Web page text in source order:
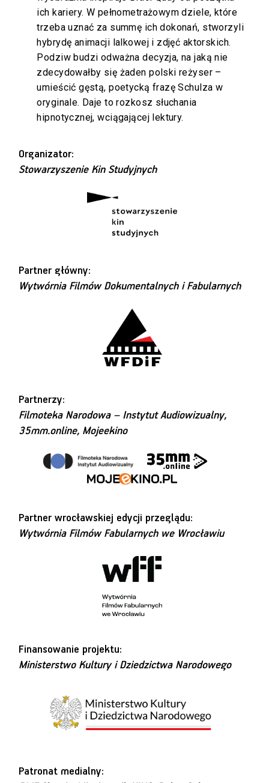
ich kariery. W pełnometrażowym dziele, które
trzeba uznać za summę ich dokonań, stworzyli
hybrydę animacji lalkowej i zdjęć aktorskich.
Podziw budzi odważna decyzja, na jaką nie
zdecydowałby się żaden polski reżyser –
umieścić gęstą, poetycką frazę Schulza w
oryginale. Daje to rozkosz słuchania
hipnotycznej, wciągającej lektury.
Organizator:
Stowarzyszenie Kin Studyjnych
Partner główny:
Wytwórnia Filmów Dokumentalnych i Fabularnych
Partnerzy:
Filmoteka Narodowa – Instytut Audiowizualny,
35mm.online, Mojeekino
Partner wrocławskiej edycji przeglądu:
Wytwórnia Filmów Fabularnych we Wrocławiu
Finansowanie projektu:
Ministerstwo Kultury i Dziedzictwa Narodowego
Patronat medialny: